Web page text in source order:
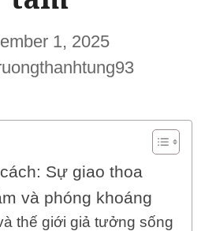
1, 2025
Sự giao thoa
và phóng khoáng
thế giới giả tưởng sống